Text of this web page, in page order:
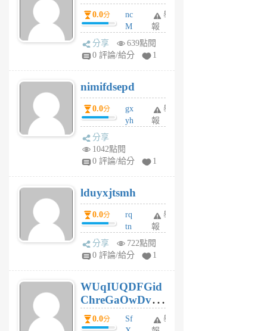
0.0分
nc
M
U
F
U
5
個
月
舉
報
分享
639點閱
0 評論/給分
1
nimifdsepd
0.0分
gx
yh
jl
月
前
舉
報
分享
1042點閱
0 評論/給分
1
lduyxjtsmh
0.0分
rq
tn
jt
gl
個
月
前
舉
報
分享
722點閱
0 評論/給分
1
WUqIUQDFGid
ChreGaOwDv
dY0.0分
Sf
舉